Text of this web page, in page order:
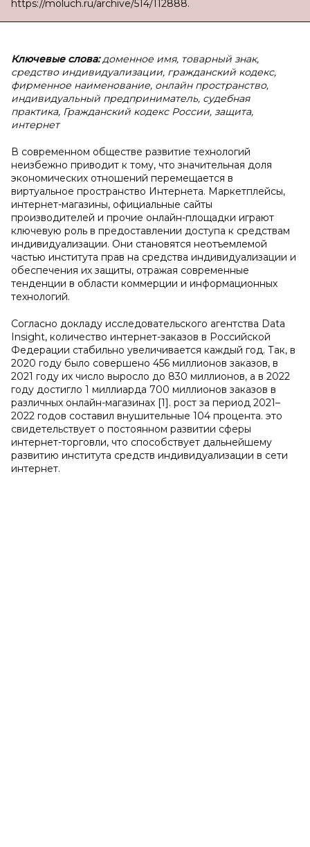
https://moluch.ru/archive/514/112888.
Ключевые слова:доменное имя, товарный знак,
средство индивидуализации, гражданский кодекс,
фирменное наименование, онлайн пространство,
индивидуальный предприниматель, судебная
практика, Гражданский кодекс России, защита,
интернет
В современном обществе развитие технологий
неизбежно приводит к тому, что значительная доля
экономических отношений перемещается в
виртуальное пространство Интернета. Маркетплейсы,
интернет-магазины, официальные сайты
производителей и прочие онлайн-площадки играют
ключевую роль в предоставлении доступа к средствам
индивидуализации. Они становятся неотъемлемой
частью института прав на средства индивидуализации и
обеспечения их защиты, отражая современные
тенденции в области коммерции и информационных
технологий.
Согласно докладу исследовательского агентства Data
Insight, количество интернет-заказов в Российской
Федерации стабильно увеличивается каждый год. Так, в
2020 году было совершено 456 миллионов заказов, в
2021 году их число выросло до 830 миллионов, а в 2022
году достигло 1 миллиарда 700 миллионов заказов в
различных онлайн-магазинах [1]. рост за период 2021–
2022 годов составил внушительные 104 процента. это
свидетельствует о постоянном развитии сферы
интернет-торговли, что способствует дальнейшему
развитию института средств индивидуализации в сети
интернет.